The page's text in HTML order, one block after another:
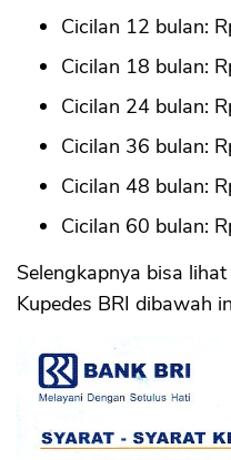
Cicilan 12 bulan:
Cicilan 18 bulan:
Cicilan 24 bulan:
Cicilan 36 bulan:
Cicilan 48 bulan:
Cicilan 60 bulan:
Selengkapnya bisa
Kupedes BRI dibawah